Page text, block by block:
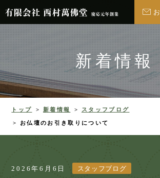
新着情報
トップ 新着情報 スタッフブログ
お仏壇のお引き取りについて
2026年6月6日 スタッフブログ